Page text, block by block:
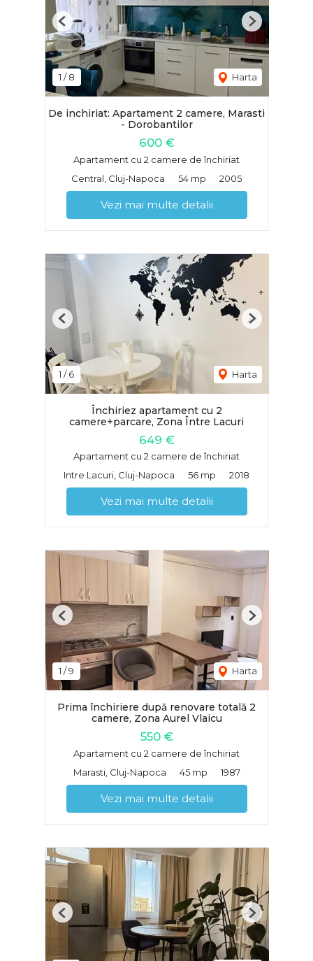
1 /8 Harta
Previous Next
De inchiriat: Apartament 2 camere, Marasti
- Dorobantilor
600 €
Apartament cu 2 camere de închiriat
Central, Cluj-Napoca
54 mp 2005
Vezi mai multe detalii
1 /6 Harta
Previous Next
Închiriez apartament cu 2
camere+parcare, Zona Între Lacuri
649 €
Apartament cu 2 camere de închiriat
Intre Lacuri, Cluj-Napoca
56 mp 2018
Vezi mai multe detalii
1 /9 Harta
Previous Next
Prima închiriere după renovare totală 2
camere, Zona Aurel Vlaicu
550 €
Apartament cu 2 camere de închiriat
Marasti, Cluj-Napoca
45 mp 1987
Vezi mai multe detalii
Previous Next